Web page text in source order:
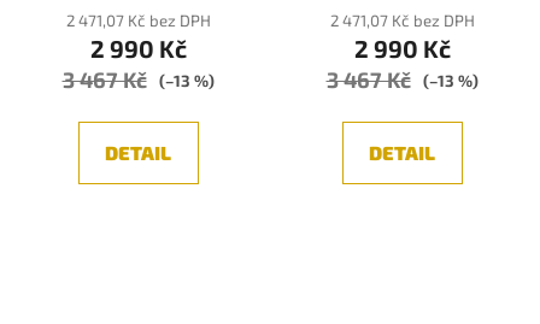
2 471,07 Kč bez DPH
2 990 Kč
3 467 Kč (–13 %)
DETAIL
2 471,07 Kč bez DPH
2 990 Kč
3 467 Kč (–13 %)
DETAIL